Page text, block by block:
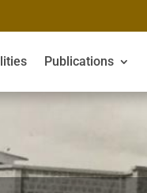
Publications